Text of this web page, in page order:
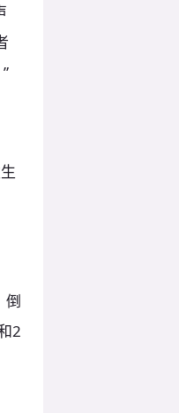
倒
2